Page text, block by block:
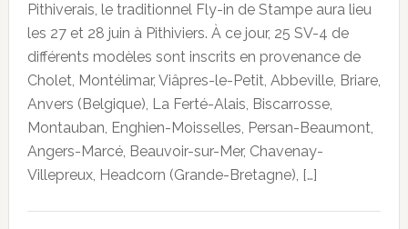
Pithiverais, le traditionnel Fly-in de Stampe aura lieu
les 27 et 28 juin à Pithiviers. À ce jour, 25 SV-4 de
différents modèles sont inscrits en provenance de
Cholet, Montélimar, Viâpres-le-Petit, Abbeville, Briare,
Anvers (Belgique), La Ferté-Alais, Biscarrosse,
Montauban, Enghien-Moisselles, Persan-Beaumont,
Angers-Marcé, Beauvoir-sur-Mer, Chavenay-
Villepreux, Headcorn (Grande-Bretagne), […]